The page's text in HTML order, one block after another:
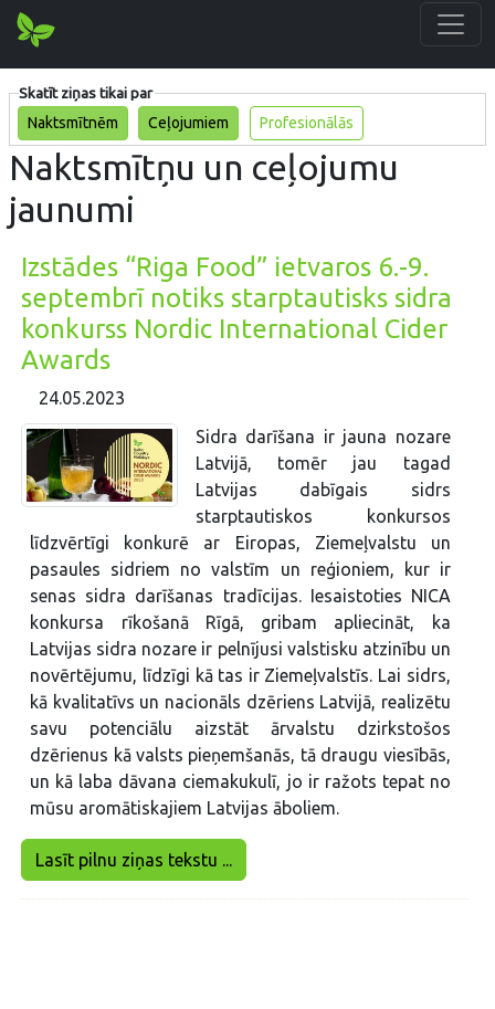
Skatīt ziņas tikai par
Naktsmītnēm
Ceļojumiem Profesionālās
Naktsmītņu un ceļojumu
jaunumi
Izstādes “Riga Food” ietvaros 6.-9.
septembrī notiks starptautisks sidra
konkurss Nordic International Cider
Awards
24.05.2023
Sidra darīšana ir jauna nozare
Latvijā, tomēr jau tagad
Latvijas dabīgais sidrs
starptautiskos konkursos
līdzvērtīgi konkurē ar Eiropas, Ziemeļvalstu un
pasaules sidriem no valstīm un reģioniem, kur ir
senas sidra darīšanas tradīcijas. Iesaistoties NICA
konkursa rīkošanā Rīgā, gribam apliecināt, ka
Latvijas sidra nozare ir pelnījusi valstisku atzinību un
novērtējumu, līdzīgi kā tas ir Ziemeļvalstīs. Lai sidrs,
kā kvalitatīvs un nacionāls dzēriens Latvijā, realizētu
savu potenciālu aizstāt ārvalstu dzirkstošos
dzērienus kā valsts pieņemšanās, tā draugu viesībās,
un kā laba dāvana ciemakukulī, jo ir ražots tepat no
mūsu aromātiskajiem Latvijas āboliem.
Lasīt pilnu ziņas tekstu ...